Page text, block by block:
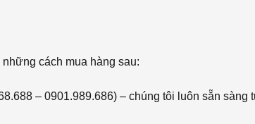
cách mua hàng sau:
– 0901.989.686) – chúng tôi luôn sẵn sàng